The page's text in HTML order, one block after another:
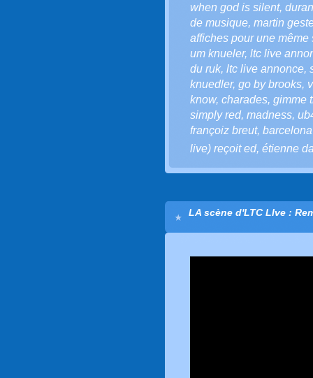
when god is silent,
de musique, martin
affiches pour une même
um knueler, ltc live
du ruk, ltc live annonce,
knuedler, go by brooks,
know, charades, gimme
simply red, madness,
françoiz breut,
live) reçoit ed, étienne
LA scène d'LTC LIve :